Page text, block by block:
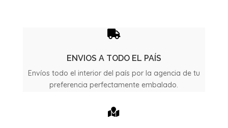

ENVIOS A TODO EL PAÍS
Envíos todo el interior del país por la agencia de tu
preferencia perfectamente embalado.
